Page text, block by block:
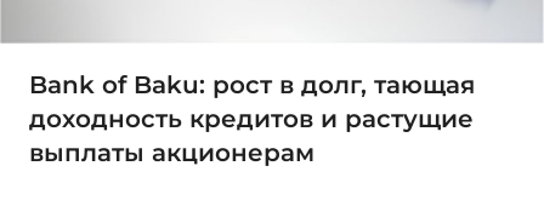
Bank of Baku: рост в долг, тающая
доходность кредитов и растущие
выплаты акционерам